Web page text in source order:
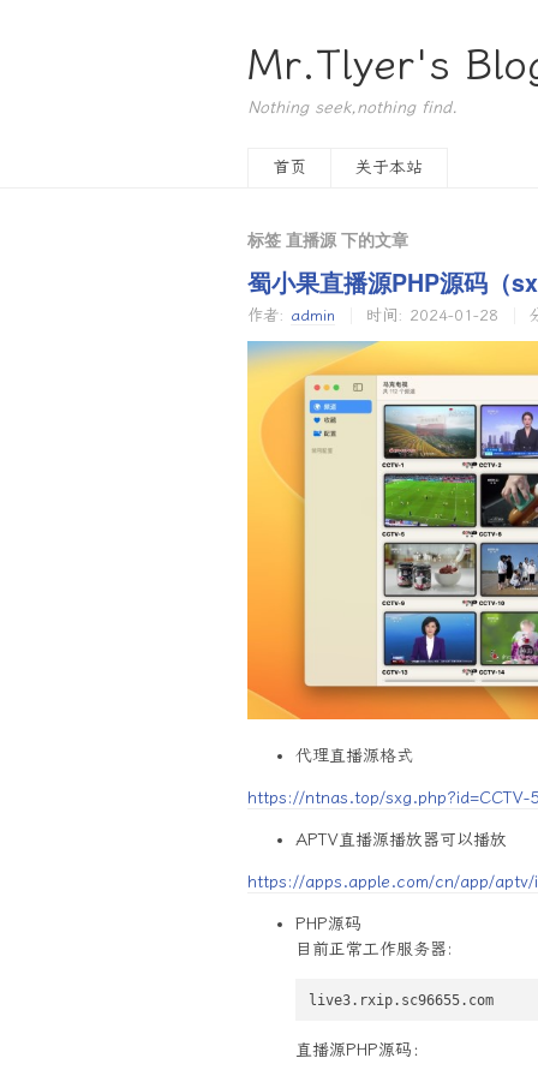
Mr.Tlyer's
Nothing seek,nothing find.
首页
关于本站
标签 直播源 下的文章
蜀小果直播源PHP源码（
作者: admin 时间: 2024-01-28
代理直播源格式
https://ntnas.top/sxg.php?id=CCTV-
APTV直播源播放器可以播放
https://apps.apple.com/cn/app/aptv/
PHP源码
目前正常工作服务器:
live3.rxip.sc96655.com
直播源PHP源码：